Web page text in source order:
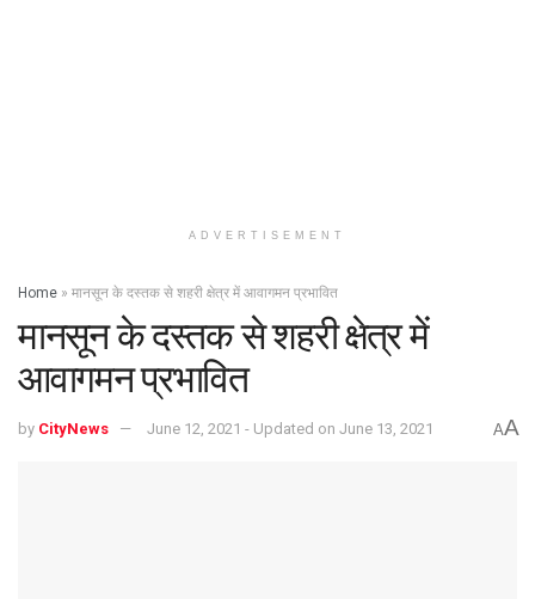
ADVERTISEMENT
Home » मानसून के दस्तक से शहरी क्षेत्र में आवागमन प्रभावित
मानसून के दस्तक से शहरी क्षेत्र में
आवागमन प्रभावित
by CityNews June 12, 2021 - Updated on June 13, 2021 AA